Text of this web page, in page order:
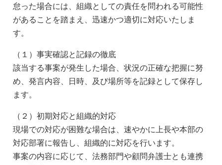
怠った場合には、組織としての責任を問われる可能性
があることを踏まえ、迅速かつ適切に対応いたしま
す。
（１）事実確認と記録の徹底
該当する事案が発生した場合、状況の正確な把握に努
め、発言内容、日時、及び場所等を記録として保存し
ます。
（２）初期対応と組織的対応
現場での対応が困難な場合は、速やかに上長や本部の
対応部署に報告し、組織的に対応を行います。
事案の内容に応じて、法務部門や顧問弁護士とも連携